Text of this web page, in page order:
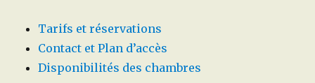
Tarifs et réservations
Contact et Plan d’accès
Disponibilités des chambres